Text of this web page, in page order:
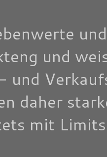
und
und
daher
mit